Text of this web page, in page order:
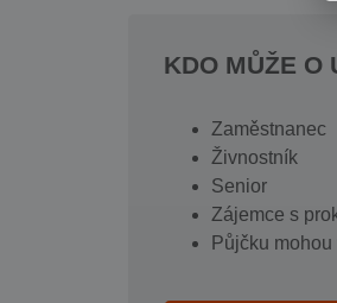
KDO MŮŽE O
Zaměstnanec
Živnostník
Senior
Zájemce s
Půjčku